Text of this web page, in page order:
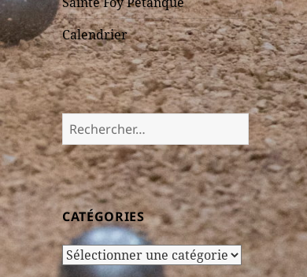
Calendrier
Rechercher :
CATÉGORIES
Catégories